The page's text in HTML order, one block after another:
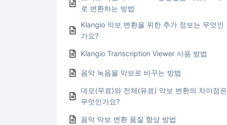
로 변환하는 방법
Klangio 악보 변환을 위한 추가 정보는 무엇인
가요?
Klangio Transcription Viewer 사용 방법
음악 녹음을 악보로 바꾸는 방법
데모(무료)와 전체(유료) 악보 변환의 차이점은
무엇인가요?
음악 악보 변환 품질 향상 방법